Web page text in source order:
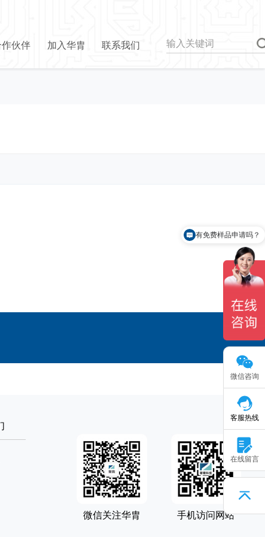
作伙伴 加入华胄 联系我们
微信关注华胄 手机访问网站
微信咨询
客服热线
在线留言
有免费样品申请吗？